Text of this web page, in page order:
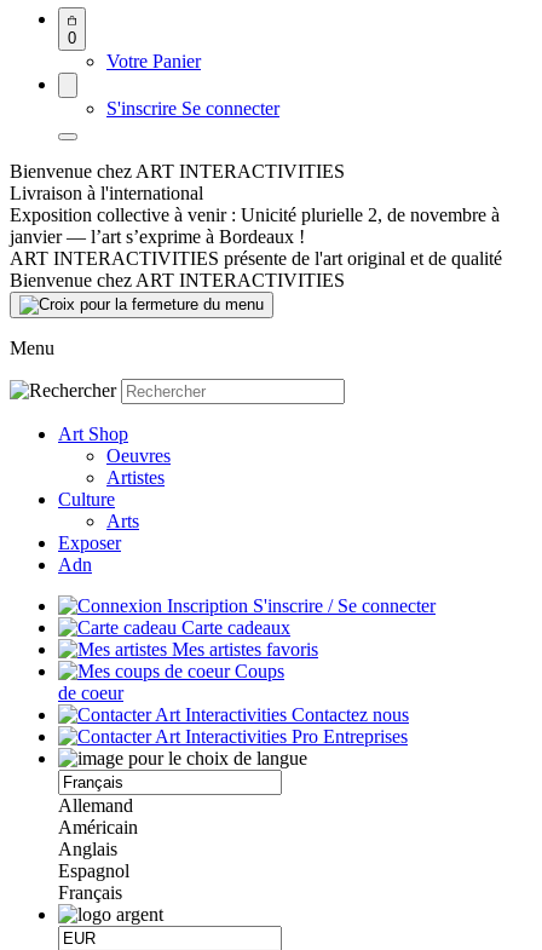
0
Votre Panier
S'inscrire Se connecter
Bienvenue chez ART INTERACTIVITIES
Livraison à l'international
Exposition collective à venir : Unicité plurielle 2, de novembre à
janvier — l’art s’exprime à Bordeaux !
ART INTERACTIVITIES présente de l'art original et de qualité
Bienvenue chez ART INTERACTIVITIES
Menu
Art Shop
Oeuvres
Artistes
Culture
Arts
Exposer
Adn
S'inscrire / Se connecter
Carte cadeaux
Mes artistes favoris
Coups
de coeur
Contactez nous
Entreprises
Allemand
Américain
Anglais
Espagnol
Français